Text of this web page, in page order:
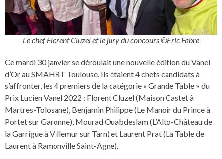
Le chef Florent Cluzel et le jury du concours ©Eric Fabre
Ce mardi 30 janvier se déroulait une nouvelle édition du Vanel
d’Or au SMAHRT Toulouse. Ils étaient 4 chefs candidats à
s’affronter, les 4 premiers de la catégorie « Grande Table » du
Prix Lucien Vanel 2022 : Florent Cluzel (Maison Castet à
Martres-Tolosane), Benjamin Philippe (Le Manoir du Prince à
Portet sur Garonne), Mourad Ouabdeslam (L’Alto-Château de
la Garrigue à Villemur sur Tarn) et Laurent Prat (La Table de
Laurent à Ramonville Saint-Agne).